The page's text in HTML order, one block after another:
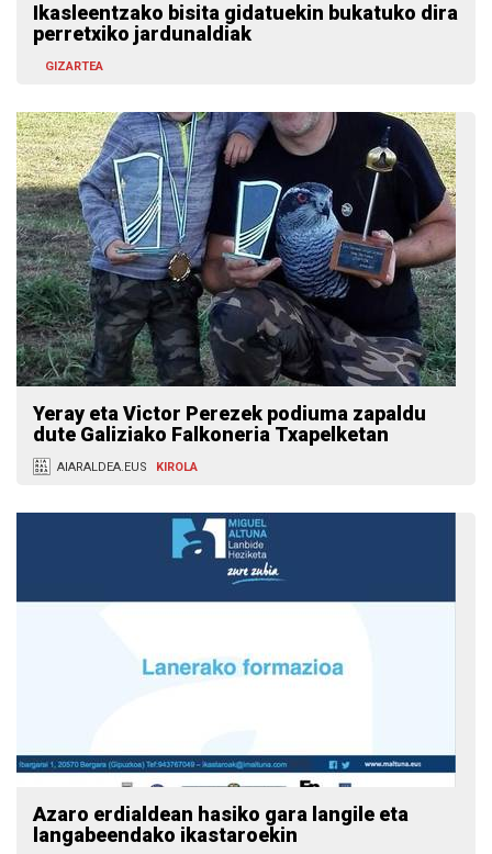
Ikasleentzako bisita gidatuekin bukatuko dira
perretxiko jardunaldiak
GIZARTEA
Yeray eta Victor Perezek podiuma zapaldu
dute Galiziako Falkoneria Txapelketan
AIARALDEA.EUS KIROLA
Azaro erdialdean hasiko gara langile eta
langabeendako ikastaroekin